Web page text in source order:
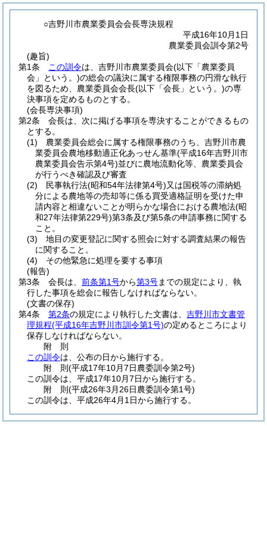
○吉野川市農業委員会会長専決規程
平成16年10月1日
農業委員会訓令第2号
(趣旨)
第1条
この訓令は、吉野川市農業委員会(以下「農業委員
会」という。)の総会の議決に属する権限事務の円滑な執行
を図るため、農業委員会会長(以下「会長」という。)の専
決事項を定めるものとする。
(会長専決事項)
第2条
会長は、次に掲げる事項を専決することができるもの
とする。
(1)
農業委員会総会に属する権限事務のうち、吉野川市農
業委員会農地移動適正化あっせん基準(平成16年吉野川市
農業委員会告示第4号)並びに農地流動化等、農業委員会
が行うべき確認及び審査
(2)
民事執行法(昭和54年法律第4号)又は国税等の滞納処
分による農地等の売却等に係る買受適格証明を受けた申
請内容と相違ないことが明らかな場合における農地法(昭
和27年法律第229号)第3条及び第5条の申請事務に関する
こと。
(3)
地目の変更登記に関する照会に対する調査結果の報告
に関すること。
(4)
その他緊急に処理を要する事項
(報告)
第3条
会長は、 前条第1号から第3号までの規定により、執
行した事項を総会に報告しなければならない。
(文書の保存)
第4条
第2条の規定により執行した文書は、 吉野川市文書管
理規程(平成16年吉野川市訓令第1号)の定めるところにより
保存しなければならない。
附 則
この訓令は、公布の日から施行する。
附 則(平成17年10月7日農委訓令第2号)
この訓令は、平成17年10月7日から施行する。
附 則(平成26年3月26日農委訓令第1号)
この訓令は、平成26年4月1日から施行する。